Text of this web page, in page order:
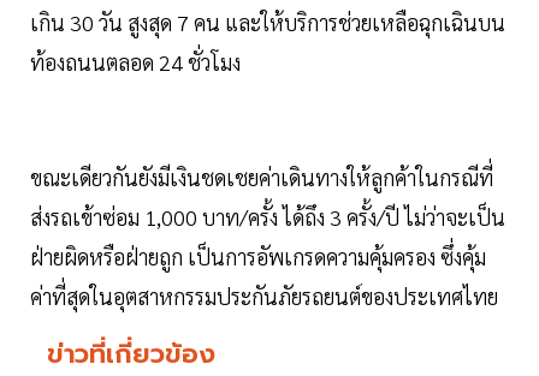
เกิน 30 วัน สูงสุด 7 คน และให้บริการช่วยเหลือฉุกเฉินบน
ท้องถนนตลอด 24 ชั่วโมง
ขณะเดียวกันยังมีเงินชดเชยค่าเดินทางให้ลูกค้าในกรณีที่
ส่งรถเข้าซ่อม 1,000 บาท/ครั้ง ได้ถึง 3 ครั้ง/ปี ไม่ว่าจะเป็น
ฝ่ายผิดหรือฝ่ายถูก เป็นการอัพเกรดความคุ้มครอง ซึ่งคุ้ม
ค่าที่สุดในอุตสาหกรรมประกันภัยรถยนต์ของประเทศไทย
ข่าวที่เกี่ยวข้อง